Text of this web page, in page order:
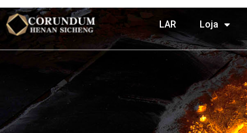
LAR Loja